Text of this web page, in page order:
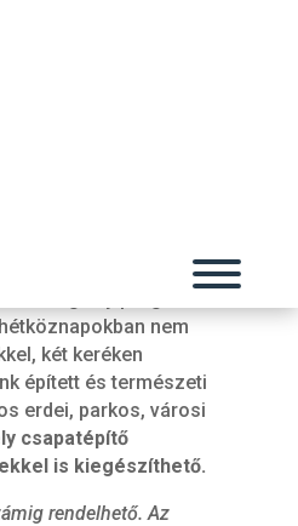
nem
két keréken
épített és természeti
erdei, parkos, városi
csapatépítő
is kiegészíthető.
rendelhető. Az